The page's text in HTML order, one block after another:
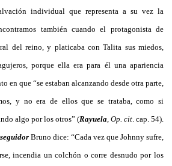
individual que representa a su vez la
también cuando el protagonista de
del reino, y platicaba con Talita sus miedos,
porque ella era para él una apariencia
en que “se estaban alcanzando desde otra parte,
y no era de ellos que se trataba, como si
algo por los otros” (Rayuela Op. cit . cap. 54).
Bruno dice: “Cada vez que Johnny sufre,
incendia un colchón o corre desnudo por los